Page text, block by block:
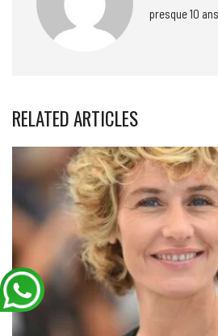
presque 10
RELATED ARTICLES